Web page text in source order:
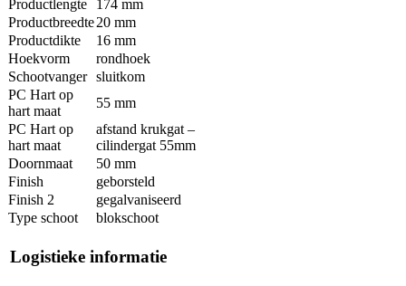
Productlengte
174 mm
Productbreedte20 mm
Productdikte
16 mm
Hoekvorm
rondhoek
Schootvanger sluitkom
PC Hart op
hart maat
55 mm
PC Hart op
hart maat
afstand krukgat –
cilindergat 55mm
Doornmaat
50 mm
Finish
geborsteld
Finish 2
gegalvaniseerd
Type schoot
blokschoot
Logistieke informatie